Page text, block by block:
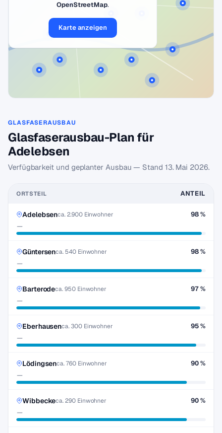
OpenStreetMap.
Karte anzeigen
GLASFASERAUSBAU
Glasfaserausbau-Plan für
Adelebsen
Verfügbarkeit und geplanter Ausbau — Stand 13. Mai 2026.
ORTSTEIL ANTEIL
Adelebsenca. 2.900 Einwohner
—
98 %
Güntersenca. 540 Einwohner
—
98 %
Barterodeca. 950 Einwohner
—
97 %
Eberhausenca. 300 Einwohner
—
95 %
Lödingsenca. 760 Einwohner
—
90 %
Wibbeckeca. 290 Einwohner
—
90 %